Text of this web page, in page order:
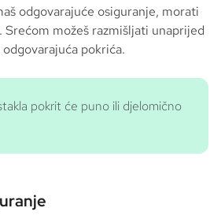
odgovarajuće osiguranje, morati
možeš razmišljati unaprijed
pokrića.
pokrit će puno ili djelomično